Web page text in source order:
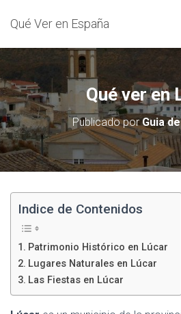
Qué Ver en España
Qué ver en
Publicado porGuia
Indice de Contenidos
Patrimonio Histórico en Lúcar
Lugares Naturales en Lúcar
Las Fiestas en Lúcar